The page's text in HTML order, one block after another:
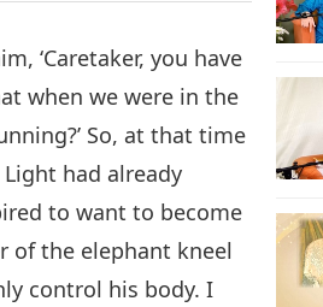
‘Caretaker, you have
when we were in the
So, at that time
had already
to want to become
of the elephant kneel
control his body. I